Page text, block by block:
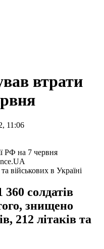
втрати
11:06
військових в Україні
солдатів
знищено
212 літаків та